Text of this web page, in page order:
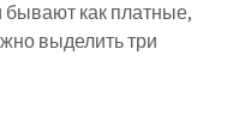
как платные,
выделить три